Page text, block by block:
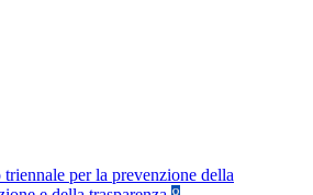
triennale per la prevenzione della